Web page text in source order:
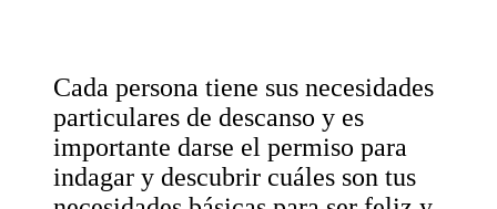
Cada persona tiene sus necesidades
particulares de descanso y es
importante darse el permiso para
indagar y descubrir cuáles son tus